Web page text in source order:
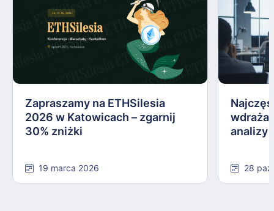
Zapraszamy na ETHSilesia
2026 w Katowicach – zgarnij
30% zniżki
19 marca 2026
analizy
28